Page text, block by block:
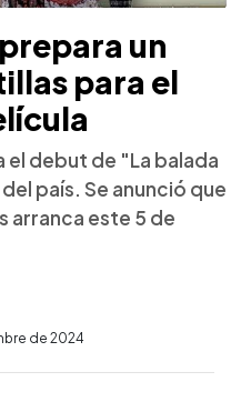
un
para el
el debut de "La balada
país. Se anunció que
arranca este 5 de
de 2024